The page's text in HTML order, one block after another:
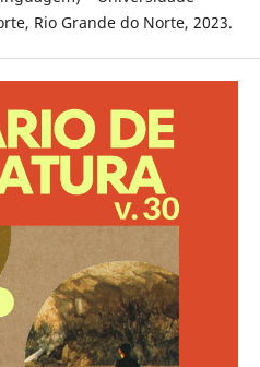
Rio Grande do Norte, 2023.